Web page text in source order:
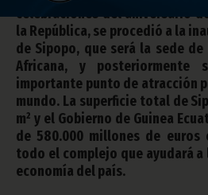
celebraciones del aniversario
la República, se procedió a la
de Sipopo, que será la sede
Africana, y posteriormente
importante punto de atracción
mundo. La superficie total de
m² y el Gobierno de Guinea
de 580.000 millones de
todo el complejo que ayudará
economía del país.